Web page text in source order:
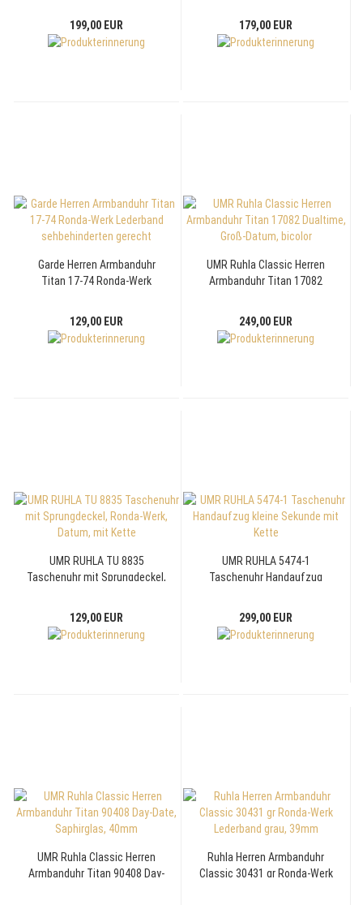
199,00 EUR
179,00 EUR
Garde Herren Armbanduhr
Titan 17-74 Ronda-Werk
129,00 EUR
UMR Ruhla Classic Herren
Armbanduhr Titan 17082
249,00 EUR
UMR RUHLA TU 8835
Taschenuhr mit Sprungdeckel,
129,00 EUR
UMR RUHLA 5474-1
Taschenuhr Handaufzug
299,00 EUR
UMR Ruhla Classic Herren
Armbanduhr Titan 90408 Day-
Ruhla Herren Armbanduhr
Classic 30431 gr Ronda-Werk